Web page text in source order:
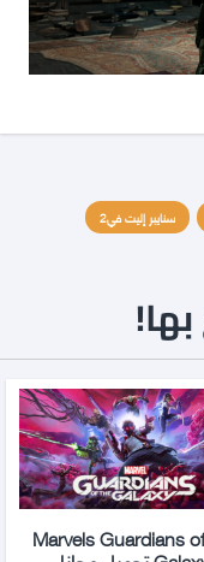
سنايبر إليت في2
Marvels Guardians